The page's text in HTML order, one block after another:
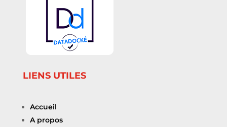
LIENS UTILES
Accueil
A propos